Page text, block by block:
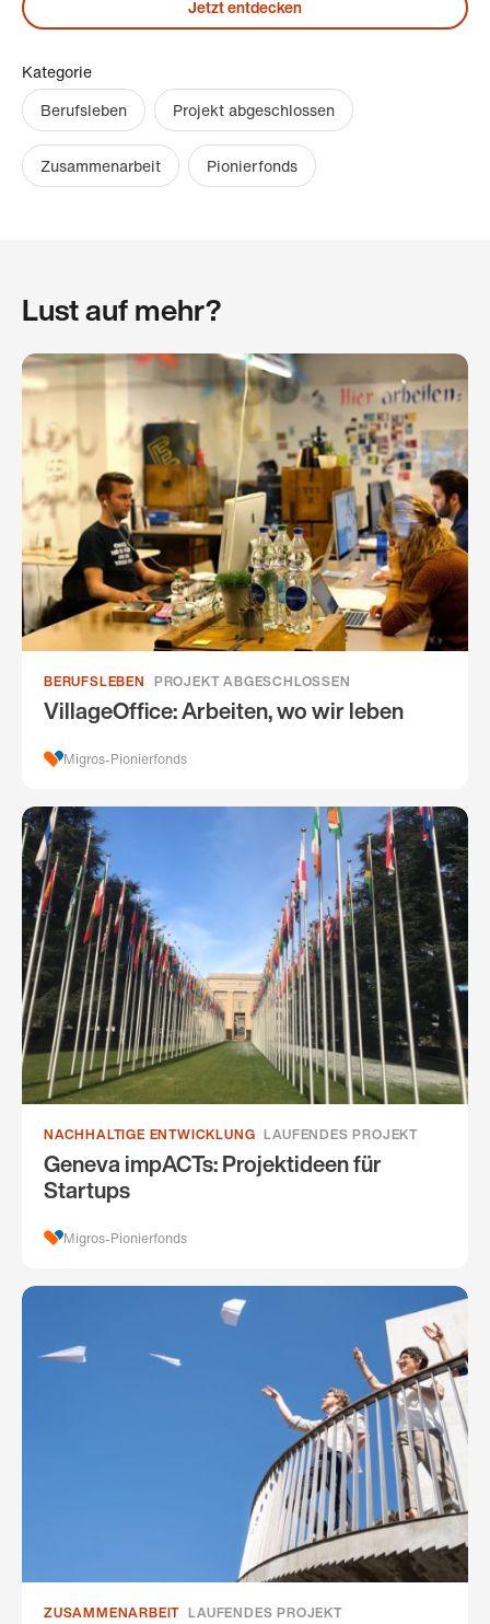
Jetzt entdecken
Kategorie
Berufsleben
Projekt abgeschlossen
Zusammenarbeit Pionierfonds
Lust auf mehr?
BERUFSLEBEN PROJEKT ABGESCHLOSSEN
VillageOffice: Arbeiten, wo wir leben
Migros-Pionierfonds
NACHHALTIGE ENTWICKLUNG LAUFENDES PROJEKT
Geneva impACTs: Projektideen für
Startups
Migros-Pionierfonds
ZUSAMMENARBEIT LAUFENDES PROJEKT